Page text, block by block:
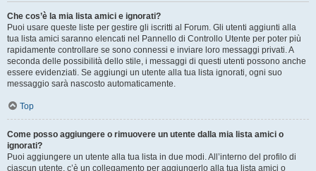
Che cos’è la mia lista amici e ignorati?
Puoi usare queste liste per gestire gli iscritti al Forum. Gli utenti aggiunti alla
tua lista amici saranno elencati nel Pannello di Controllo Utente per poter più
rapidamente controllare se sono connessi e inviare loro messaggi privati. A
seconda delle possibilità dello stile, i messaggi di questi utenti possono anche
essere evidenziati. Se aggiungi un utente alla tua lista ignorati, ogni suo
messaggio sarà nascosto automaticamente.
Top
Come posso aggiungere o rimuovere un utente dalla mia lista amici o
ignorati?
Puoi aggiungere un utente alla tua lista in due modi. All’interno del profilo di
ciascun utente, c’è un collegamento per aggiungerlo alla tua lista amici o